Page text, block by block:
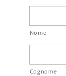
Nome
Cognome